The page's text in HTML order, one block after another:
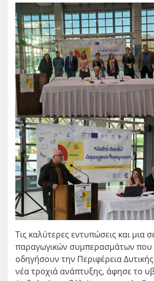
Τις καλύτερες εντυπώσεις και μια
παραγωγικών συμπερασμάτων που
οδηγήσουν την Περιφέρεια
νέα τροχιά ανάπτυξης, άφησε το